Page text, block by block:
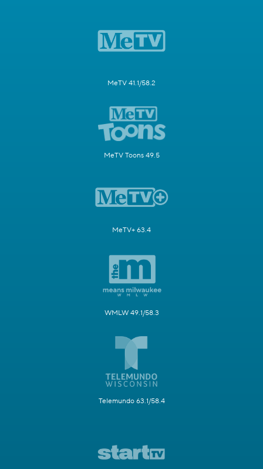
MeTV 41.1/58.2
MeTV Toons 49.5
MeTV+ 63.4
WMLW 49.1/58.3
Telemundo 63.1/58.4